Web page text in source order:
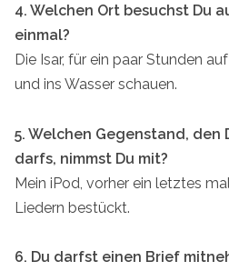
4. Welchen Ort besuchst Du
einmal?
Die Isar, für ein paar Stunden
und ins Wasser schauen.
5. Welchen Gegenstand, den
darfs, nimmst Du mit?
Mein iPod, vorher ein letztes
Liedern bestückt.
6. Du darfst einen Brief